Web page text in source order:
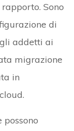
Sono
di
addetti ai
migrazione
in